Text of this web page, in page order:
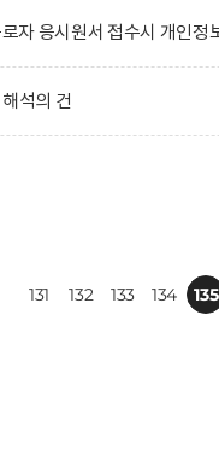
자 응시원서 접수시 개인정
석의 건
131 132 133 134 135